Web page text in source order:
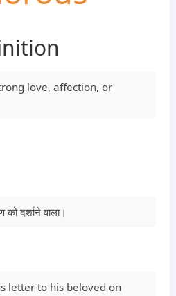
love, affection, or
को दर्शाने वाला।
letter to his beloved on